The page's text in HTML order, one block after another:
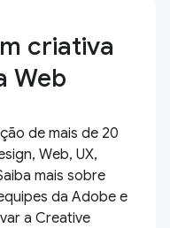
criativa
Web
de mais de 20
Web, UX,
mais sobre
da Adobe e
a Creative